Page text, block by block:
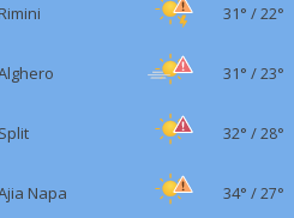
31° /22°
31° /23°
32° /28°
Napa 34° /27°